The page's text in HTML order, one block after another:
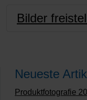
Bilder
Neueste
Produktfotografie